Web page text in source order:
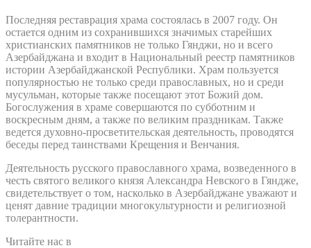
Последняя реставрация храма состоялась в 2007 году. Он
остается одним из сохранившихся значимых старейших
христианских памятников не только Гянджи, но и всего
Азербайджана и входит в Национальный реестр памятников
истории Азербайджанской Республики. Храм пользуется
популярностью не только среди православных, но и среди
мусульман, которые также посещают этот Божий дом.
Богослужения в храме совершаются по субботним и
воскресным дням, а также по великим праздникам. Также
ведется духовно-просветительская деятельность, проводятся
беседы перед таинствами Крещения и Венчания.
Деятельность русского православного храма, возведенного в
честь святого великого князя Александра Невского в Гяндже,
свидетельствует о том, насколько в Азербайджане уважают и
ценят давние традиции многокультурности и религиозной
толерантности.
Читайте нас в